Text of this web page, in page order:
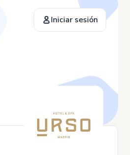
Iniciar sesión